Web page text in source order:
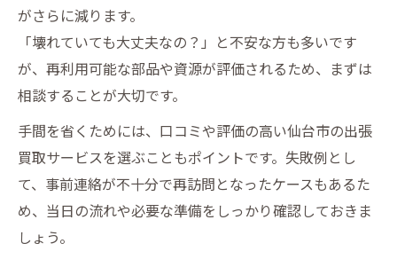
がさらに減ります。
「壊れていても大丈夫なの？」と不安な方も多いです
が、再利用可能な部品や資源が評価されるため、まずは
相談することが大切です。
手間を省くためには、口コミや評価の高い仙台市の出張
買取サービスを選ぶこともポイントです。失敗例とし
て、事前連絡が不十分で再訪問となったケースもあるた
め、当日の流れや必要な準備をしっかり確認しておきま
しょう。